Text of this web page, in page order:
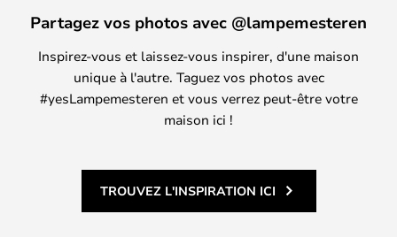
Partagez vos photos avec @lampemesteren
Inspirez-vous et laissez-vous inspirer, d'une maison
unique à l'autre. Taguez vos photos avec
#yesLampemesteren et vous verrez peut-être votre
maison ici !
TROUVEZ L'INSPIRATION ICI